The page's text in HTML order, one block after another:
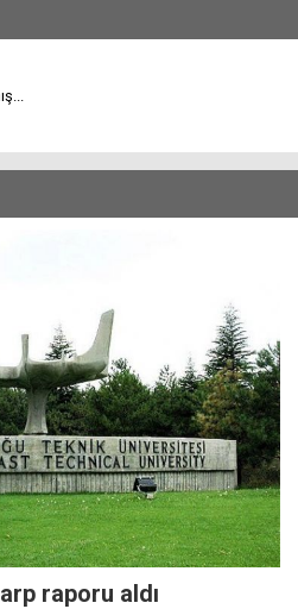
raporu aldı